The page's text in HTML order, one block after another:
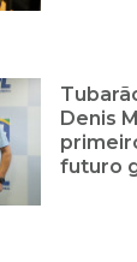
Denis
futuro